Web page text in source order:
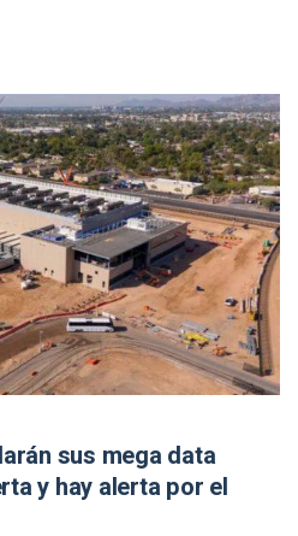
sus mega data
y hay alerta por el